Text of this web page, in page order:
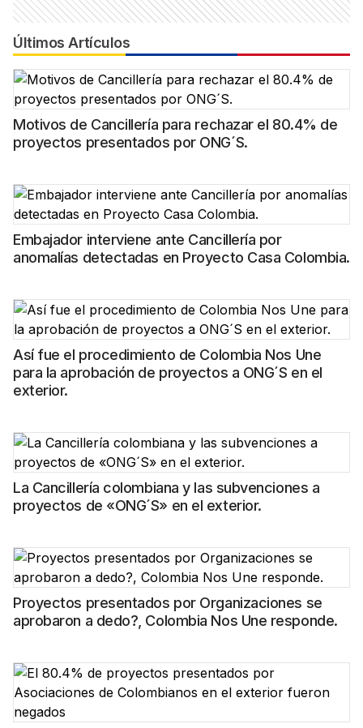
Últimos Artículos
Motivos de Cancillería para rechazar el 80.4% de
proyectos presentados por ONG´S.
Embajador interviene ante Cancillería por
anomalías detectadas en Proyecto Casa Colombia.
Así fue el procedimiento de Colombia Nos Une
para la aprobación de proyectos a ONG´S en el
exterior.
La Cancillería colombiana y las subvenciones a
proyectos de «ONG´S» en el exterior.
Proyectos presentados por Organizaciones se
aprobaron a dedo?, Colombia Nos Une responde.